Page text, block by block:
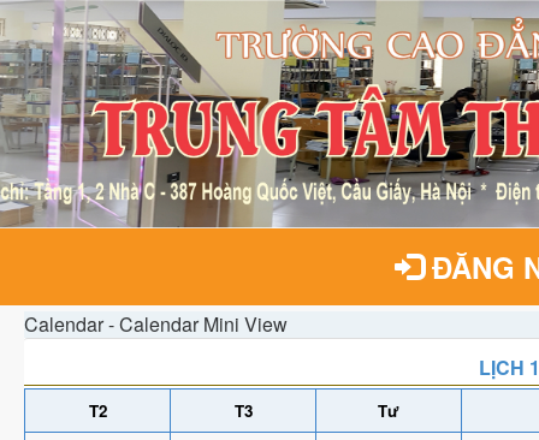
ĐĂNG
Calendar - Calendar Mini View
LỊCH
T2 T3 Tư